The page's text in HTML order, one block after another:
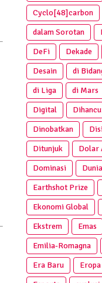
Cyclo[48]carbon
dalam Sorotan
DeFi
Dekade
Desain
di
di Liga
di Mars
Digital
Dinobatkan
Ditunjuk
Dolar
Dominasi
Dunia
Earthshot Prize
Ekonomi Global
Ekstrem
Emas
Emilia-Romagna
Era Baru
Eropa